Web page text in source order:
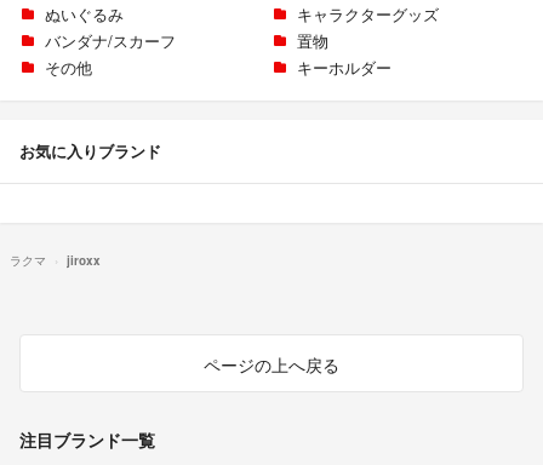
ぬいぐるみ
キャラクターグッズ
バンダナ/スカーフ
置物
その他
キーホルダー
お気に入りブランド
ラクマ jiroxx
ページの上へ戻る
注目ブランド一覧